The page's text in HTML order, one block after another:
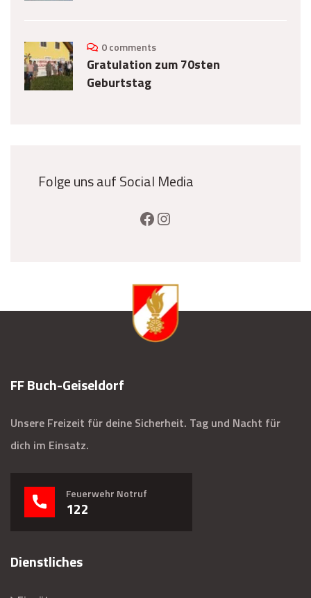
0 comments
Gratulation zum 70sten
Geburtstag
Folge uns auf Social Media
FF Buch-Geiseldorf
Unsere Freizeit für deine Sicherheit. Tag und Nacht für
dich im Einsatz.
Feuerwehr Notruf
122
Dienstliches